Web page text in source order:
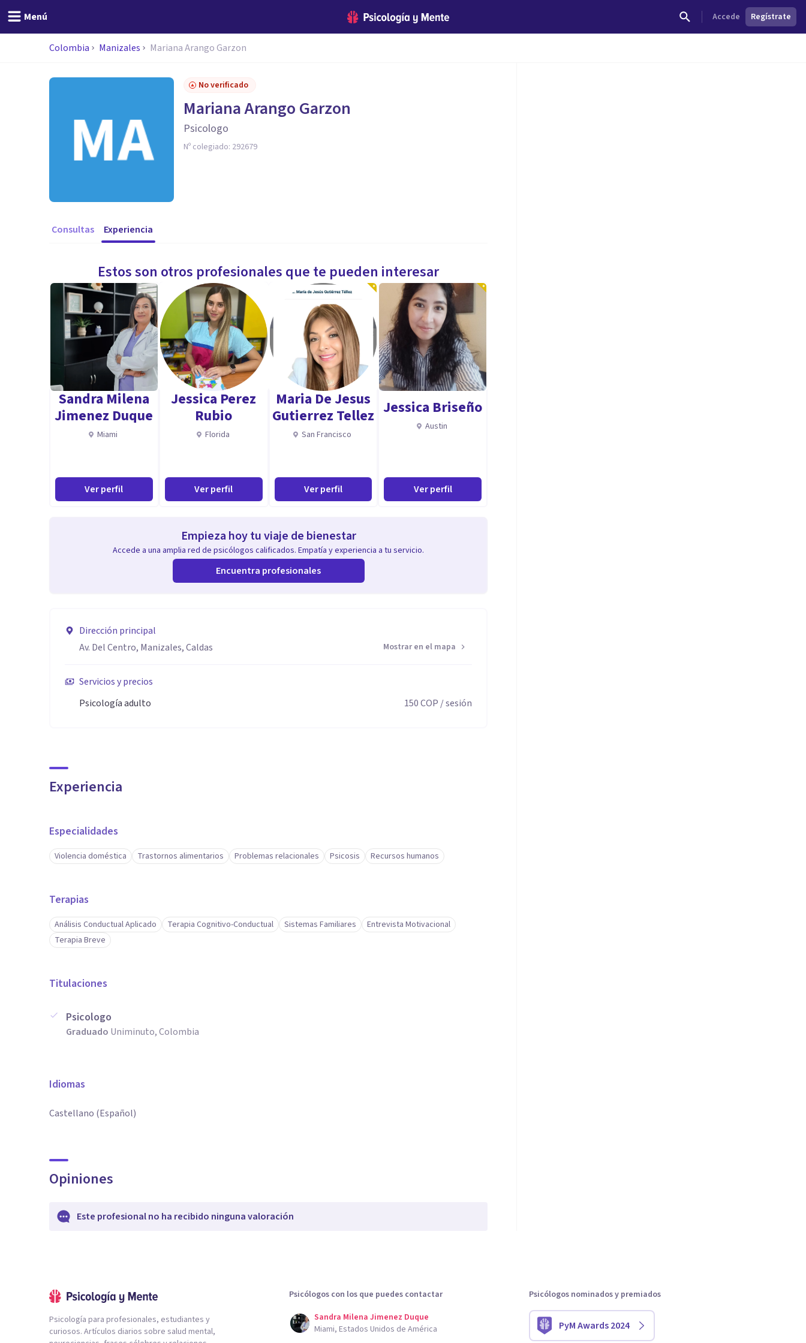
Menú Accede Regístrate
Colombia Manizales Mariana Arango Garzon
No verificado
Mariana Arango Garzon
Psicologo
Nº colegiado: 292679
Consultas Experiencia
Estos son otros profesionales que te pueden interesar
Sandra Milena
Jimenez Duque
Miami
Ver perfil
Jessica Perez
Rubio
Florida
Ver perfil
Maria De Jesus
Gutierrez Tellez
San Francisco
Ver perfil
Jessica Briseño
Austin
Ver perfil
Empieza hoy tu viaje de bienestar
Accede a una amplia red de psicólogos calificados. Empatía y experiencia a tu servicio.
Encuentra profesionales
Dirección principal
Av. Del Centro, Manizales, Caldas
Mostrar en el mapa
Servicios y precios
Psicología adulto
150COP / sesión
Experiencia
Especialidades
Violencia doméstica Trastornos alimentarios Problemas relacionales Psicosis Recursos humanos
Terapias
Análisis Conductual Aplicado Terapia Cognitivo-Conductual Sistemas Familiares
Entrevista Motivacional
Terapia Breve
Titulaciones
Psicologo
Graduado Uniminuto, Colombia
Idiomas
Castellano (Español)
Opiniones
Este profesional no ha recibido ninguna valoración
Psicología para profesionales, estudiantes y
curiosos. Artículos diarios sobre salud mental,
Psicólogos con los que puedes contactar
Sandra Milena Jimenez Duque
Miami, Estados Unidos de América
Psicólogos nominados y premiados
PyM Awards 2024